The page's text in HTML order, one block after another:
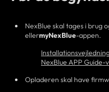
NexBlue skal tages i brug
ellermyNexBlue-appen.
NexBlue APP Guide-
Opladeren skal have